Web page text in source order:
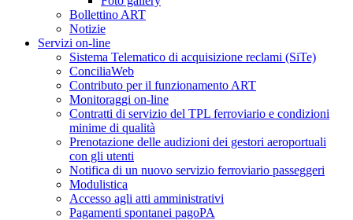
Bollettino ART
Notizie
Servizi on-line
Sistema Telematico di acquisizione reclami (SiTe)
ConciliaWeb
Contributo per il funzionamento ART
Monitoraggi on-line
Contratti di servizio del TPL ferroviario e condizioni
minime di qualità
Prenotazione delle audizioni dei gestori aeroportuali
con gli utenti
Notifica di un nuovo servizio ferroviario passeggeri
Modulistica
Accesso agli atti amministrativi
Pagamenti spontanei pagoPA